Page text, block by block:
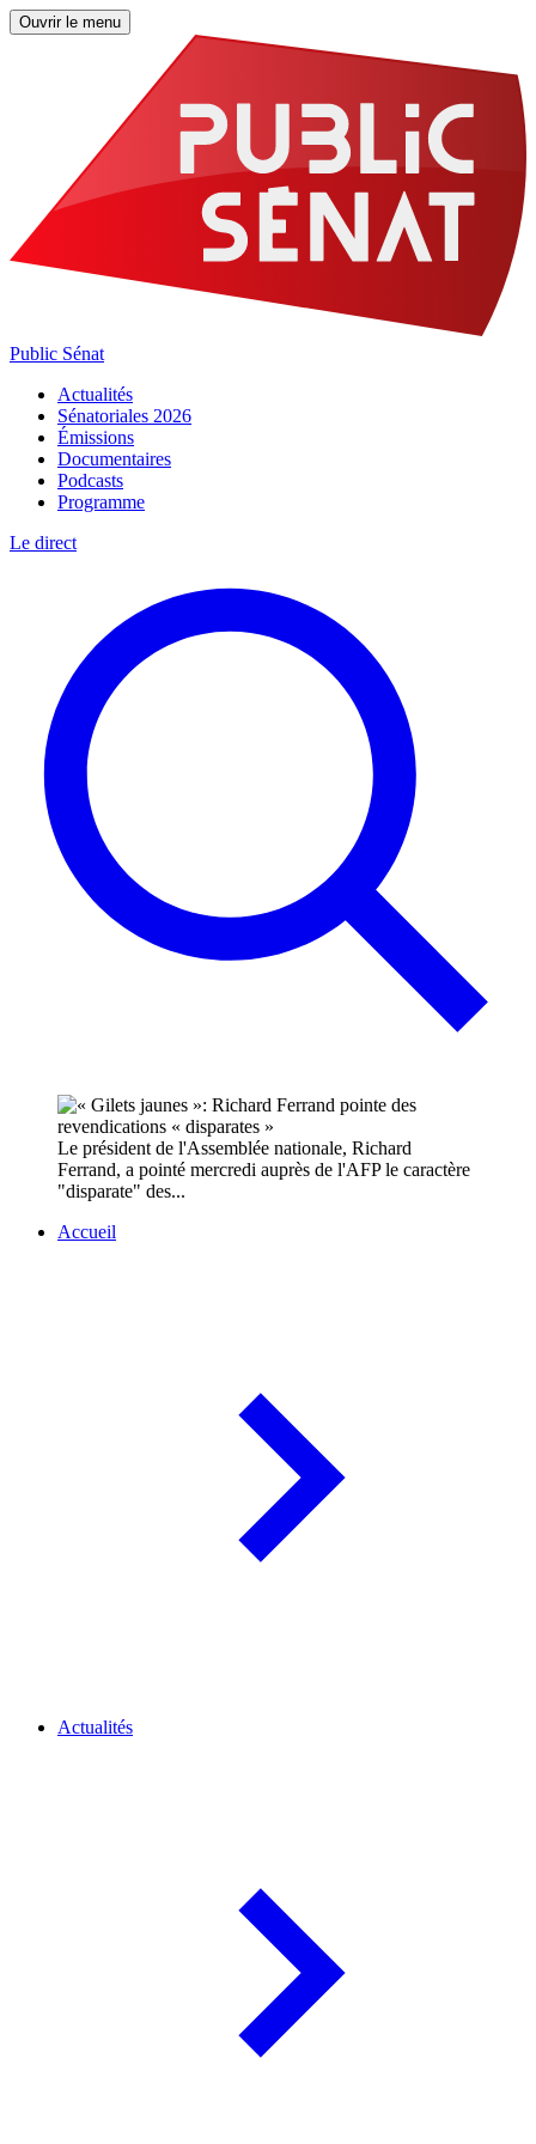
Ouvrir le menu
Public Sénat
Actualités
Sénatoriales 2026
Émissions
Documentaires
Podcasts
Programme
Le direct
Le président de l'Assemblée nationale, Richard
Ferrand, a pointé mercredi auprès de l'AFP le caractère
"disparate" des...
Accueil
Actualités